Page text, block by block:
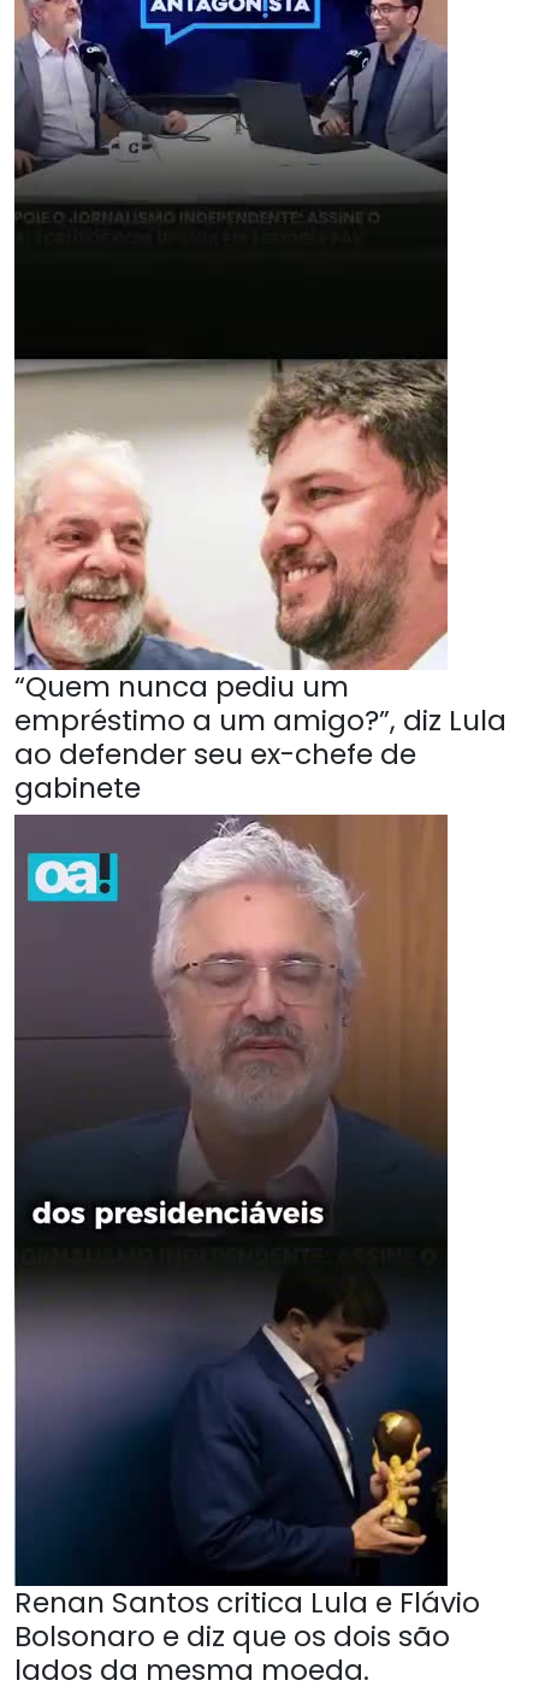
“Quem nunca pediu um
empréstimo a um amigo?”, diz Lula
ao defender seu ex-chefe de
gabinete
Renan Santos critica Lula e Flávio
Bolsonaro e diz que os dois são
lados da mesma moeda.